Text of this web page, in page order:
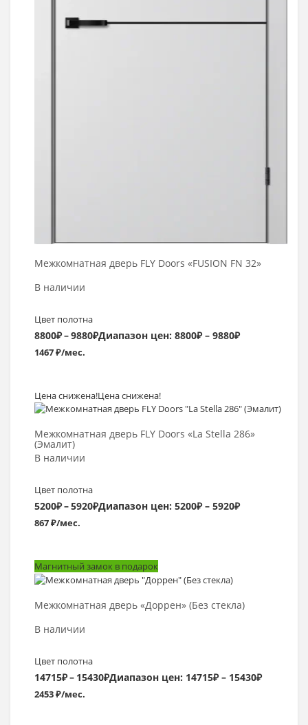
Межкомнатная дверь FLY Doors «FUSION FN 32»
В наличии
Цвет полотна
8800₽–9880₽Диапазон цен: 8800₽ – 9880₽
1467 ₽/мес.
Цена снижена!Цена снижена!
Межкомнатная дверь FLY Doors «La Stella 286»
(Эмалит)
В наличии
Цвет полотна
5200₽–5920₽Диапазон цен: 5200₽ – 5920₽
867 ₽/мес.
Выбрать >
Магнитный замок в подарок
Межкомнатная дверь «Доррен» (Без стекла)
В наличии
Цвет полотна
14715₽– 15430₽Диапазон цен: 14715₽ – 15430₽
2453 ₽/мес.
Выбрать >